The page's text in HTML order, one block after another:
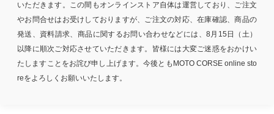
いただきます。この間もオンラインストア自体は運営しており、ご注文
やお問合せはお受けしておりますが、ご注文の対応、在庫確認、商品の
発送、資料請求、商品に関するお問い合わせなどには、8月15日（土）
以降に順次ご対応させていただきます。皆様には大変ご迷惑をおかけい
たしますことをお詫び申し上げます。今後ともMOTO CORSE online sto
reをよろしくお願いいたします。